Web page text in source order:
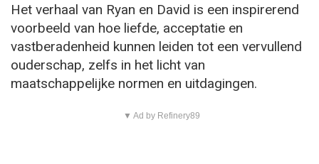
Het verhaal van Ryan en David is een inspirerend
voorbeeld van hoe liefde, acceptatie en
vastberadenheid kunnen leiden tot een vervullend
ouderschap, zelfs in het licht van
maatschappelijke normen en uitdagingen.
▼ Ad by Refinery89